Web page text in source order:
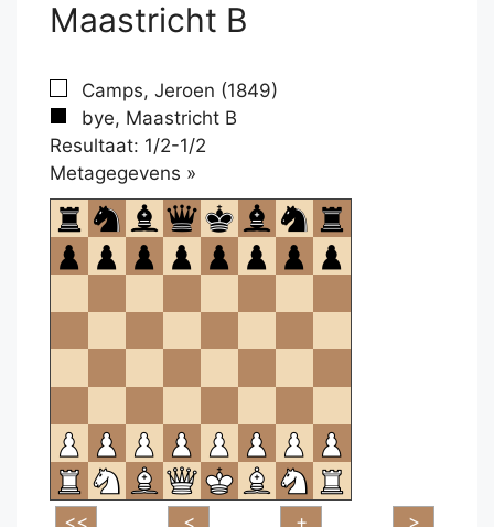
Maastricht B
Camps, Jeroen (1849)
bye, Maastricht B
Resultaat: 1/2-1/2
Metagegevens »
om
te
openen.